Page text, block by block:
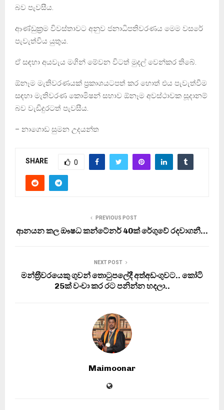
බව පැවසීය.
ආණ්ඩුක්‍රම විවස්තාවට අනුව ජනාධිපතිවරණය මෙම වසරේ
පැවැත්විය යුතුය.
ඒ සඳහා අයවැය මගින් මේවන විටත් මුදල් වෙන්කර තිබේ.
ඕනෑම මැතිවරණයක් ප්‍රකාශයටපත් කර හොත් එය පැවැත්වීම
සඳහා මැතිවරණ කොමිෂන් සභාව ඕනෑම අවස්ථාවක සූදානම්
බව වැඩිදුරටත් පැවසීය.
– නාගොඩ සුමන උදයන්ත
SHARE 0
PREVIOUS POST
ආනයන කල ඖෂධ කන්ටේනර් 40ක් රේගුවේ රදවාගනී…
NEXT POST
මන්ත‍්‍රීවරයෙකු ගුවන් තොටුපලේදී අත්අඩංගුවට.. කෝටි
25ක් වංචා කර රට පනින්න හදලා..
Maimoonar